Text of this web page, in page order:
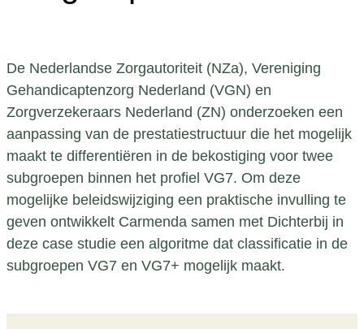
De Nederlandse Zorgautoriteit (NZa), Vereniging
Gehandicaptenzorg Nederland (VGN) en
Zorgverzekeraars Nederland (ZN) onderzoeken een
aanpassing van de prestatiestructuur die het mogelijk
maakt te differentiëren in de bekostiging voor twee
subgroepen binnen het profiel VG7. Om deze
mogelijke beleidswijziging een praktische invulling te
geven ontwikkelt Carmenda samen met Dichterbij in
deze case studie een algoritme dat classificatie in de
subgroepen VG7 en VG7+ mogelijk maakt.